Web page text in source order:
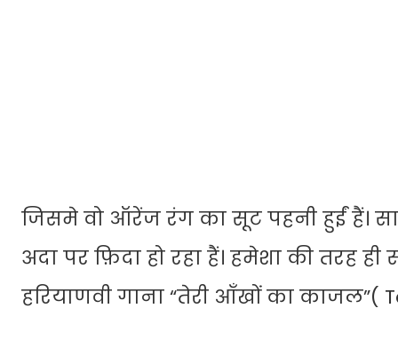
जिसमे वो ऑरेंज रंग का सूट पहनी हुईं हैं।
अदा पर फ़िदा हो रहा हैं। हमेशा की तरह
हरियाणवी गाना “तेरी आँखों का काजल”(